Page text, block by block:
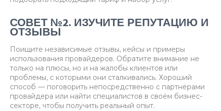
СОВЕТ №2. ИЗУЧИТЕ РЕПУТАЦИЮ И
ОТЗЫВЫ
Поищите независимые отзывы, кейсы и примеры
использования провайдеров. Обратите внимание не
только на плюсы, но и на жалобы клиентов или
проблемы, с которыми они сталкивались. Хороший
способ — поговорить непосредственно с партнёрами
провайдера или найти специалистов в своём бизнес-
секторе, чтобы получить реальный опыт.